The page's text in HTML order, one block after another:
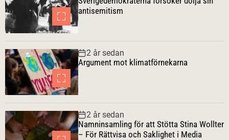
antisemitism
2 år sedan
Argument mot klimatförnekarna
2 år sedan
Namninsamling för att Stötta Stina Wollter
– För Rättvisa och Saklighet i Media